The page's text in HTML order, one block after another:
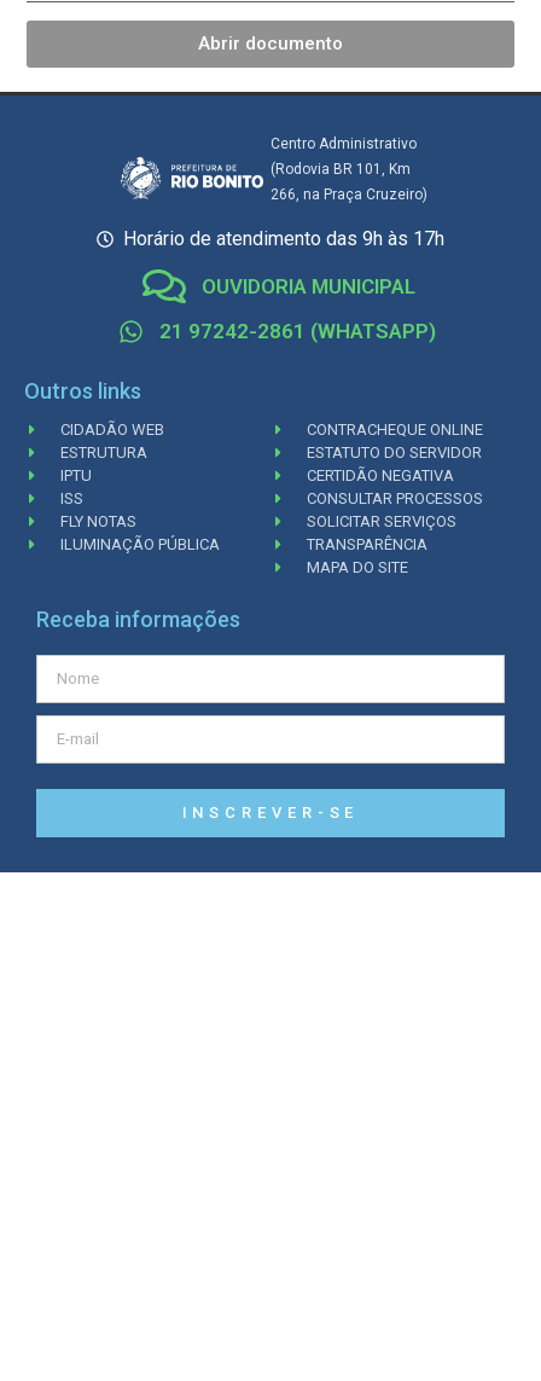
Abrir documento
Centro Administrativo
(Rodovia BR 101, Km
266, na Praça Cruzeiro)
Horário de atendimento das 9h às 17h
OUVIDORIA MUNICIPAL
21 97242-2861 (WHATSAPP)
Outros links
CIDADÃO WEB
ESTRUTURA
IPTU
ISS
FLY NOTAS
ILUMINAÇÃO PÚBLICA
CONTRACHEQUE ONLINE
ESTATUTO DO SERVIDOR
CERTIDÃO NEGATIVA
CONSULTAR PROCESSOS
SOLICITAR SERVIÇOS
TRANSPARÊNCIA
MAPA DO SITE
Receba informações
INSCREVER-SE